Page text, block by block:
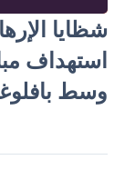
شظايا
استهداف
وسط